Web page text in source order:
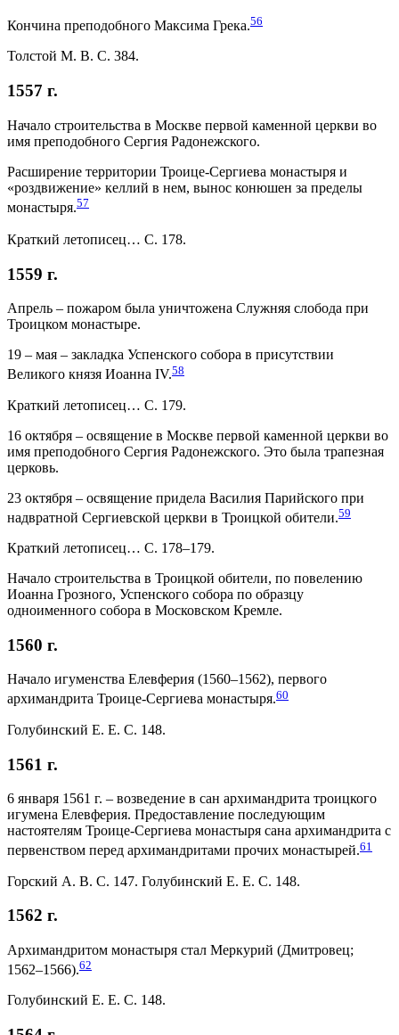
Кончина преподобного Максима Грека.56
Толстой М. В. С. 384.
1557 г.
Начало строительства в Москве первой каменной церкви во
имя преподобного Сергия Радонежского.
Расширение территории Троице-Сергиева монастыря и
«роздвижение» келлий в нем, вынос конюшен за пределы
монастыря.57
Краткий летописец… С. 178.
1559 г.
Апрель – пожаром была уничтожена Служняя слобода при
Троицком монастыре.
19 – мая – закладка Успенского собора в присутствии
Великого князя Иоанна IV.58
Краткий летописец… С. 179.
16 октября – освящение в Москве первой каменной церкви во
имя преподобного Сергия Радонежского. Это была трапезная
церковь.
23 октября – освящение придела Василия Парийского при
надвратной Сергиевской церкви в Троицкой обители.59
Краткий летописец… С. 178–179.
Начало строительства в Троицкой обители, по повелению
Иоанна Грозного, Успенского собора по образцу
одноименного собора в Московском Кремле.
1560 г.
Начало игуменства Елевферия (1560–1562), первого
архимандрита Троице-Сергиева монастыря.60
Голубинский Е. Е. С. 148.
1561 г.
6 января 1561 г. – возведение в сан архимандрита троицкого
игумена Елевферия. Предоставление последующим
настоятелям Троице-Сергиева монастыря сана архимандрита с
первенством перед архимандритами прочих монастырей.61
Горский А. В. С. 147. Голубинский Е. Е. С. 148.
1562 г.
Архимандритом монастыря стал Меркурий (Дмитровец;
1562–1566).62
Голубинский Е. Е. С. 148.